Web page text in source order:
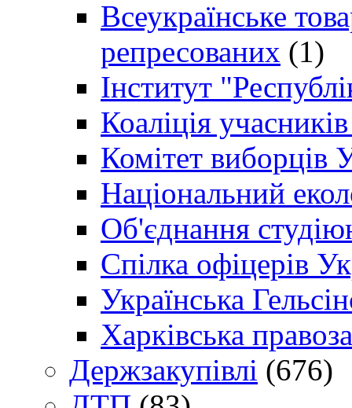
Всеукраїнське
репресованих (1)
Інститут
Коаліція
Комітет виборців
Національний
Об'єднання
Спілка офіцерів
Українська
Харківська
Держзакупівлі (676)